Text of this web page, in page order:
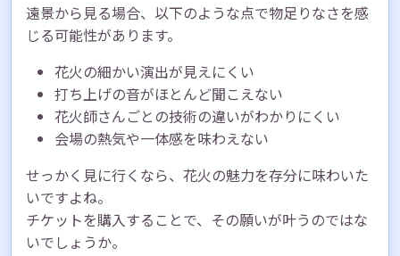
遠景から見る場合、以下のような点で物足りなさを感
じる可能性があります。
花火の細かい演出が見えにくい
打ち上げの音がほとんど聞こえない
花火師さんごとの技術の違いがわかりにくい
会場の熱気や一体感を味わえない
せっかく見に行くなら、花火の魅力を存分に味わいた
いですよね。
チケットを購入することで、その願いが叶うのではな
いでしょうか。